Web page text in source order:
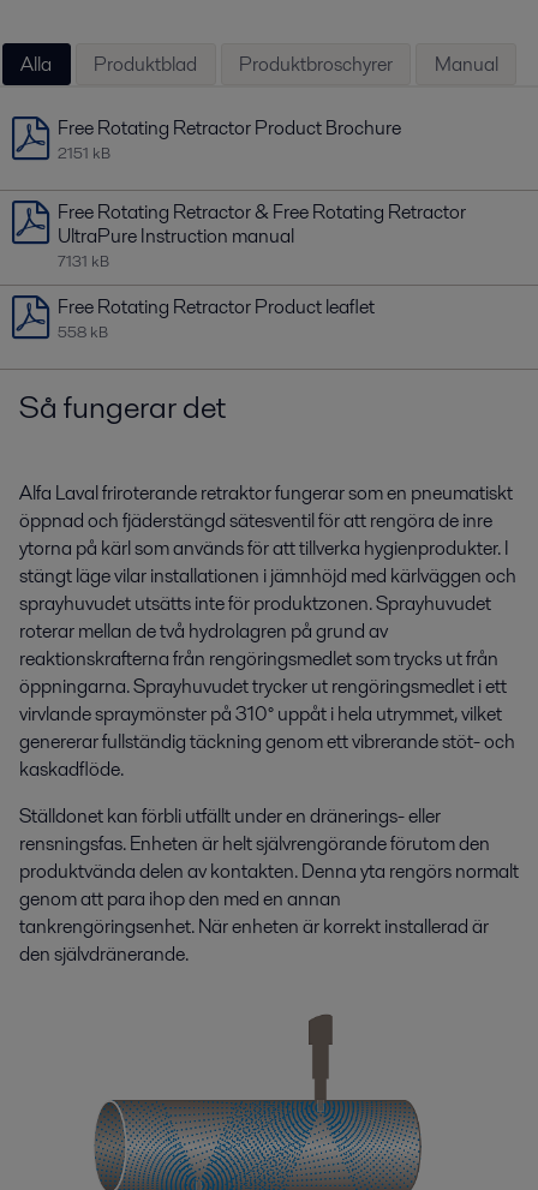
Alla Produktblad Produktbroschyrer Manual
Free Rotating Retractor Product Brochure
2151 kB
Free Rotating Retractor & Free Rotating Retractor
UltraPure Instruction manual
7131 kB
Free Rotating Retractor Product leaflet
558 kB
Så fungerar det
Alfa Laval friroterande retraktor fungerar som en pneumatiskt
öppnad och fjäderstängd sätesventil för att rengöra de inre
ytorna på kärl som används för att tillverka hygienprodukter. I
stängt läge vilar installationen i jämnhöjd med kärlväggen och
sprayhuvudet utsätts inte för produktzonen. Sprayhuvudet
roterar mellan de två hydrolagren på grund av
reaktionskrafterna från rengöringsmedlet som trycks ut från
öppningarna. Sprayhuvudet trycker ut rengöringsmedlet i ett
virvlande spraymönster på 310° uppåt i hela utrymmet, vilket
genererar fullständig täckning genom ett vibrerande stöt- och
kaskadflöde.
Ställdonet kan förbli utfällt under en dränerings- eller
rensningsfas. Enheten är helt självrengörande förutom den
produktvända delen av kontakten. Denna yta rengörs normalt
genom att para ihop den med en annan
tankrengöringsenhet. När enheten är korrekt installerad är
den självdränerande.